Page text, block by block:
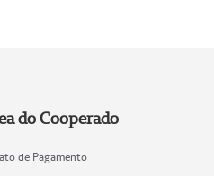
do Cooperado
de Pagamento